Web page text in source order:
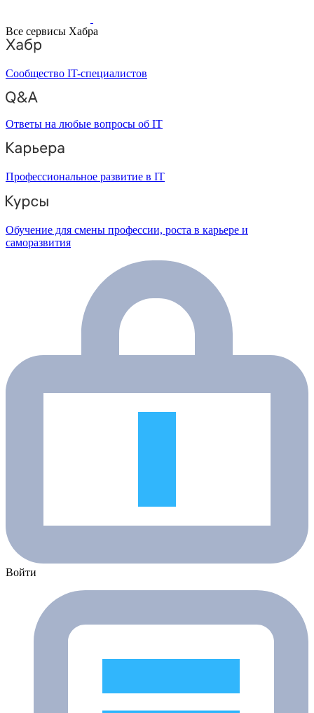
Все сервисы Хабра
Сообщество IT-специалистов
Ответы на любые вопросы об IT
Профессиональное развитие в IT
Обучение для смены профессии, роста в карьере и
саморазвития
Войти